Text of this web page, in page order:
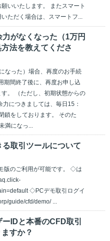
いいたします。 またスマート
ただく場合は、スマートフ...
がなくなった（1万円
法を教えてくださ
なった）場合、再度のお手続
期間終了後に、再度お申し込
。 （ただし、初期状態からの
につきましては、毎日15：
鎖をしております。 そのた
満になっ...
取引ツールについて
版のご利用が可能です。 ◇は
◇PCデモ取引ログイ
guide/cfd/demo/ ...
IDと本番のCFD取引
すか？